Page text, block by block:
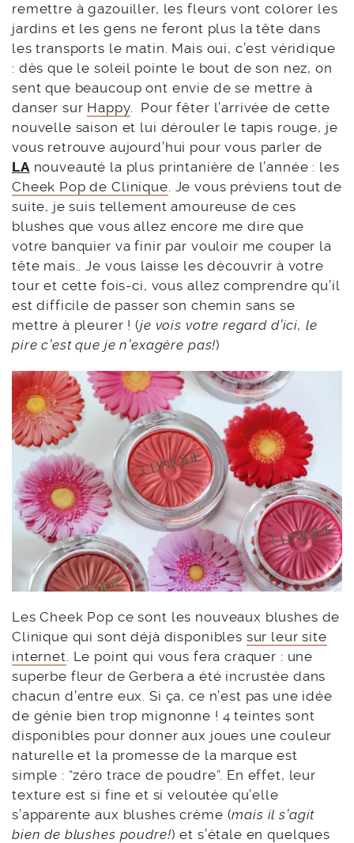
remettre à gazouiller, les fleurs vont colorer les
jardins et les gens ne feront plus la tête dans
les transports le matin. Mais oui, c’est véridique
: dès que le soleil pointe le bout de son nez, on
sent que beaucoup ont envie de se mettre à
danser sur Happy. Pour fêter l’arrivée de cette
nouvelle saison et lui dérouler le tapis rouge, je
vous retrouve aujourd’hui pour vous parler de
LAnouveauté la plus printanière de l’année : les
Cheek Pop de Clinique. Je vous préviens tout de
suite, je suis tellement amoureuse de ces
blushes que vous allez encore me dire que
votre banquier va finir par vouloir me couper la
tête mais.. Je vous laisse les découvrir à votre
tour et cette fois-ci, vous allez comprendre qu’il
est difficile de passer son chemin sans se
mettre à pleurer ! (je vois votre regard d’ici, le
pire c’est que je n’exagère pas!)
Les Cheek Pop ce sont les nouveaux blushes de
Clinique qui sont déjà disponibles sur leur site
internet . Le point qui vous fera craquer : une
superbe fleur de Gerbera a été incrustée dans
chacun d’entre eux. Si ça, ce n’est pas une idée
de génie bien trop mignonne ! 4 teintes sont
disponibles pour donner aux joues une couleur
naturelle et la promesse de la marque est
simple : “zéro trace de poudre”. En effet, leur
texture est si fine et si veloutée qu’elle
s’apparente aux blushes crème (mais il s’agit
bien de blushes poudre!) et s’étale en quelques